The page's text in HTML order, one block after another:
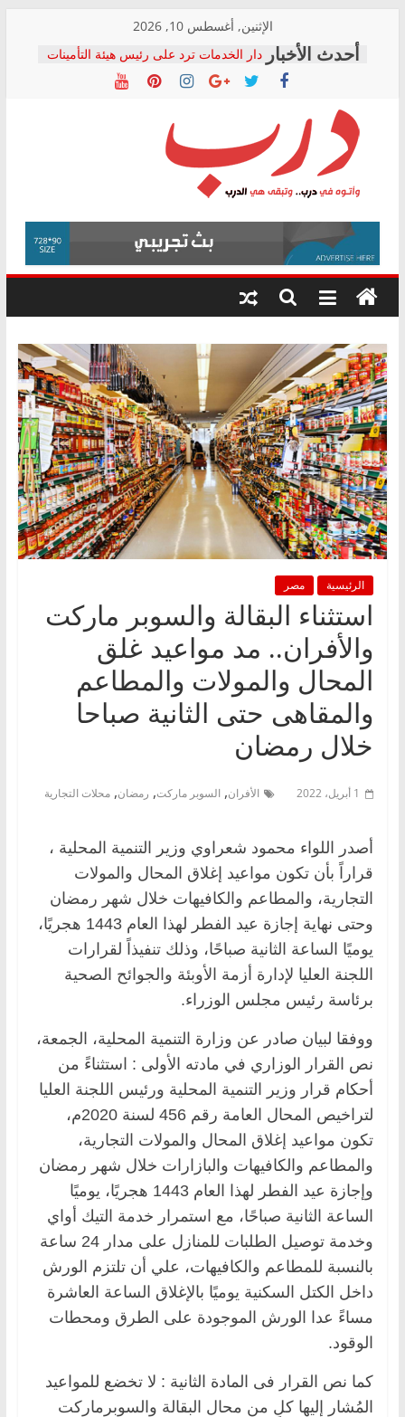
content
الإثنين, أغسطس 10, 2026
دار الخدمات ترد على رئيس هيئة التأمينات
بعد مؤتمره الصحفي: إنكار الأزمة لا ينهي
معاناة أصحاب المعاشات.. ونطالب بكشف
فرحات سليمان يكتب: القطاع الصحي إلى
أين؟
حزب التحالف الشعبي يطلق لجنة “الحق
في الصحة” بالإسكندرية لرصد الانتهاكات
ودعم المرضى
الوزاري لمدينة الصحفيين.. وانتهاء أعمال
إنشاء المبنى الإداري
المجلس القومي لحقوق الإنسان يعلن
متابعة قضية الدكتور محمد زهران.. ويؤكد:
قرينة البراءة وضمانات المحاكمة العادلة
درب
وأتوه
درب..
وتبقى
هي
الرئيسية مصر
استثناء البقالة والسوبر ماركت
والأفران.. مد مواعيد غلق
المحال والمولات والمطاعم
والمقاهى حتى الثانية صباحا
خلال رمضان
1 أبريل، 2022 الأفران, السوبر ماركت, رمضان, محلات التجارية
أصدر اللواء محمود شعراوي وزير التنمية المحلية ،
قراراً بأن تكون مواعيد إغلاق المحال والمولات
التجارية، والمطاعم والكافيهات خلال شهر رمضان
وحتى نهاية إجازة عيد الفطر لهذا العام 1443 هجريًا،
يوميًا الساعة الثانية صباحًا، وذلك تنفيذاً لقرارات
اللجنة العليا لإدارة أزمة الأوبئة والجوائح الصحية
برئاسة رئيس مجلس الوزراء.
ووفقا لبيان صادر عن وزارة التنمية المحلية، الجمعة،
نص القرار الوزاري في مادته الأولى : استثناءً من
أحكام قرار وزير التنمية المحلية ورئيس اللجنة العليا
لتراخيص المحال العامة رقم 456 لسنة 2020م،
تكون مواعيد إغلاق المحال والمولات التجارية،
والمطاعم والكافيهات والبازارات خلال شهر رمضان
وإجازة عيد الفطر لهذا العام 1443 هجريًا، يوميًا
الساعة الثانية صباحًا، مع استمرار خدمة التيك أواي
وخدمة توصيل الطلبات للمنازل على مدار 24 ساعة
بالنسبة للمطاعم والكافيهات، علي أن تلتزم الورش
داخل الكتل السكنية يوميًا بالإغلاق الساعة العاشرة
مساءً عدا الورش الموجودة على الطرق ومحطات
الوقود.
كما نص القرار فى المادة الثانية : لا تخضع للمواعيد
المُشار إليها كلٍ من محال البقالة والسوبرماركت